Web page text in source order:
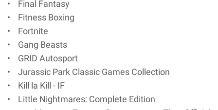
• Final Fantasy
• Fitness Boxing
• Fortnite
• Gang Beasts
• GRID Autosport
• Jurassic Park Classic Games Collection
• Kill la Kill - IF
• Little Nightmares: Complete Edition